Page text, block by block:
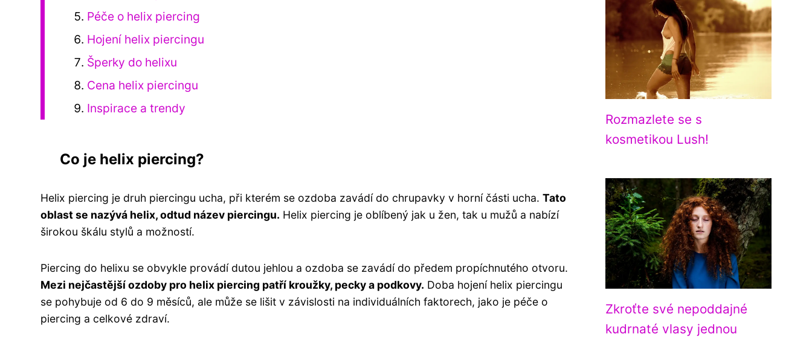
Péče o helix piercing
Hojení helix piercingu
Šperky do helixu
Cena helix piercingu
Inspirace a trendy
Co je helix piercing?
Helix piercing je druh piercingu ucha, při kterém se ozdoba zavádí do chrupavky v horní části ucha. Tato
oblast se nazývá helix, odtud název piercingu. Helix piercing je oblíbený jak u žen, tak u mužů a nabízí
širokou škálu stylů a možností.
Piercing do helixu se obvykle provádí dutou jehlou a ozdoba se zavádí do předem propíchnutého otvoru.
Mezi nejčastější ozdoby pro helix piercing patří kroužky, pecky a podkovy. Doba hojení helix piercingu
se pohybuje od 6 do 9 měsíců, ale může se lišit v závislosti na individuálních faktorech, jako je péče o
piercing a celkové zdraví.
Rozmazlete se s
kosmetikou Lush!
Zkroťte své nepoddajné
kudrnaté vlasy jednou